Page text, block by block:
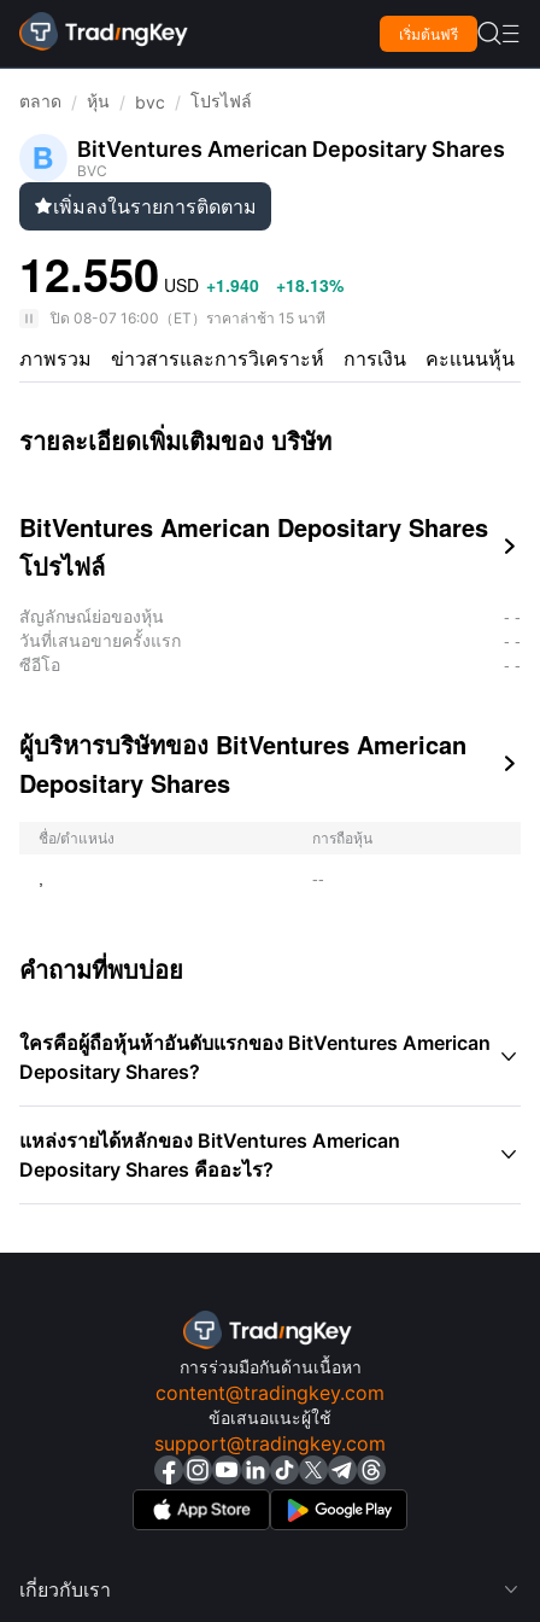
เริ่มต้นฟรี  
ตลาด / หุ้น / bvc / โปรไฟล์
BitVentures American Depositary Shares
BVC
เพิ่มลงในรายการติดตาม
12.550 USD +1.940 +18.13%
ปิด 08-07 16:00 （ ET ） ราคาล่าช้า 15 นาที
ภาพรวม ข่าวสารและการวิเคราะห์ การเงิน คะเเนนหุ้น
รายละเอียดเพิ่มเติมของ บริษัท
BitVentures American Depositary Shares
โปรไฟล์

สัญลักษณ์ย่อของหุ้น
- -
วันที่เสนอขายครั้งแรก
- -
ซีอีโอ
- -
ผู้บริหารบริษัทของ BitVentures American
Depositary Shares

ชื่อ/ตำแหน่ง การถือหุ้น
--
คำถามที่พบบ่อย
ใครคือผู้ถือหุ้นห้าอันดับแรกของ BitVentures American
Depositary Shares?

แหล่งรายได้หลักของ BitVentures American
Depositary Shares คืออะไร?

การร่วมมือกันด้านเนื้อหา
content@tradingkey.com
ข้อเสนอแนะผู้ใช้
support@tradingkey.com
เกี่ยวกับเรา 